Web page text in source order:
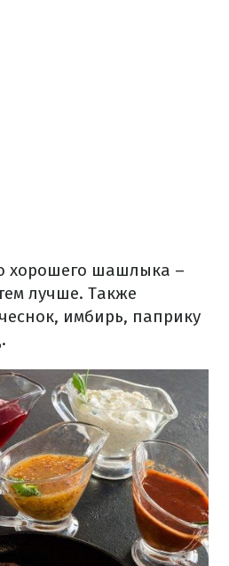
хорошего шашлыка –
лучше. Также
имбирь, паприку